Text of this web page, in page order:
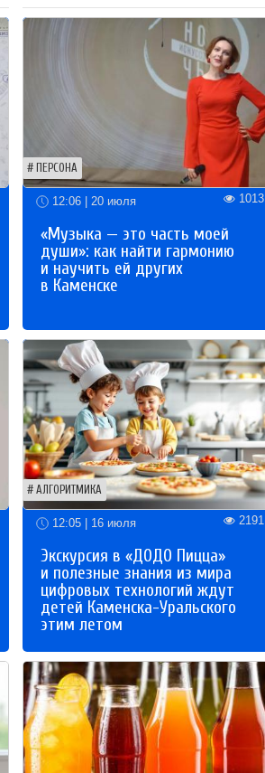
ПЕРСОНА
12:06 | 20 июля 1013
«Музыка — это часть моей
души»: как найти гармонию
и научить ей других
в Каменске
АЛГОРИТМИКА
12:05 | 16 июля 2191
Экскурсия в «ДОДО Пицца»
и полезные знания из мира
цифровых технологий ждут
детей Каменска-Уральского
этим летом